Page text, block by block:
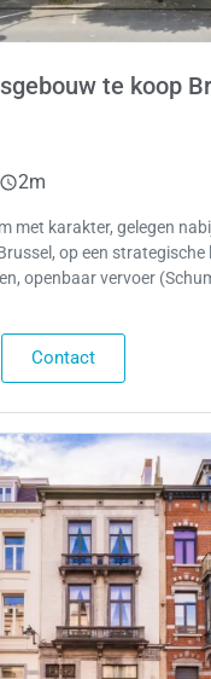
te koop
2m
met karakter, gelegen
op een
openbaar vervoer
Contact